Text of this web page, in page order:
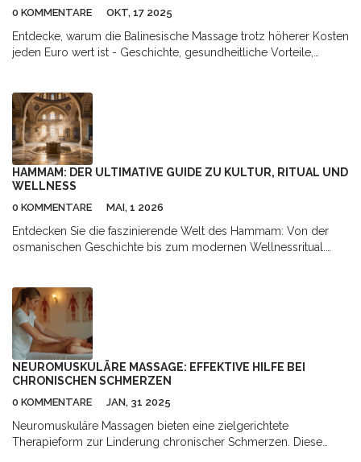
0 KOMMENTARE OKT, 17 2025
Entdecke, warum die Balinesische Massage trotz höherer Kosten
jeden Euro wert ist - Geschichte, gesundheitliche Vorteile,
HAMMAM: DER ULTIMATIVE GUIDE ZU KULTUR, RITUAL UND
WELLNESS
0 KOMMENTARE MAI, 1 2026
Entdecken Sie die faszinierende Welt des Hammam: Von der
osmanischen Geschichte bis zum modernen Wellnessritual.
NEUROMUSKULÄRE MASSAGE: EFFEKTIVE HILFE BEI
CHRONISCHEN SCHMERZEN
0 KOMMENTARE JAN, 31 2025
Neuromuskuläre Massagen bieten eine zielgerichtete
Therapieform zur Linderung chronischer Schmerzen. Diese